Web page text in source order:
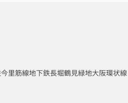
里筋線地下鉄長堀鶴見緑地大阪環状線